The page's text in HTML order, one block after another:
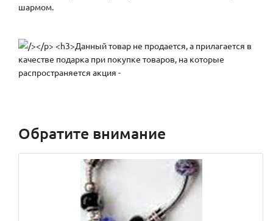
шармом.
Обратите внимание